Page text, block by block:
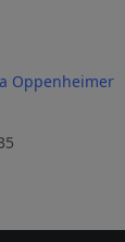
Oppenheimer